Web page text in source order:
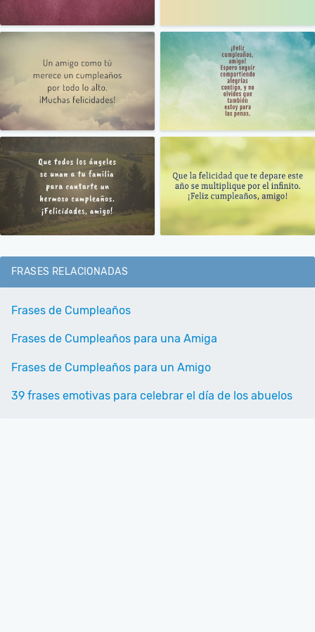
FRASES RELACIONADAS
Frases de Cumpleaños
Frases de Cumpleaños para una Amiga
Frases de Cumpleaños para un Amigo
39 frases emotivas para celebrar el día de los abuelos